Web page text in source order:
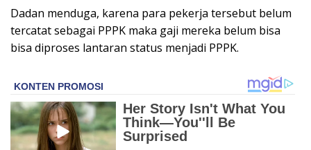
Dadan menduga, karena para pekerja tersebut belum
tercatat sebagai PPPK maka gaji mereka belum bisa
bisa diproses lantaran status menjadi PPPK.